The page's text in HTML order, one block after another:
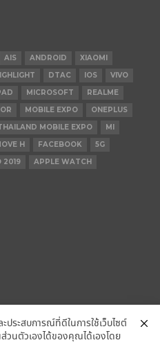
AIS ANDROID
XIAOMI
DTAC IOS
VIVO
MICROSOFT
REALME
MOBILE EXPO
ONEPLUS
MOBILE EXPO
MI
H FACEBOOK
5G
2019
APPLE WATCH
ระสบการณ์ที่ดีในการใช้เว็บไซต์
วนตัวเองได้ของคุณได้เองโดย